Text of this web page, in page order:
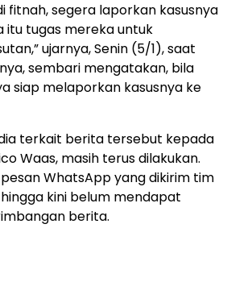
fitnah, segera laporkan kasusnya
itu tugas mereka untuk
ujarnya, Senin (5/1), saat
sembari mengatakan, bila
siap melaporkan kasusnya ke
terkait berita tersebut kepada
Waas, masih terus dilakukan.
WhatsApp yang dikirim tim
kini belum mendapat
berita.